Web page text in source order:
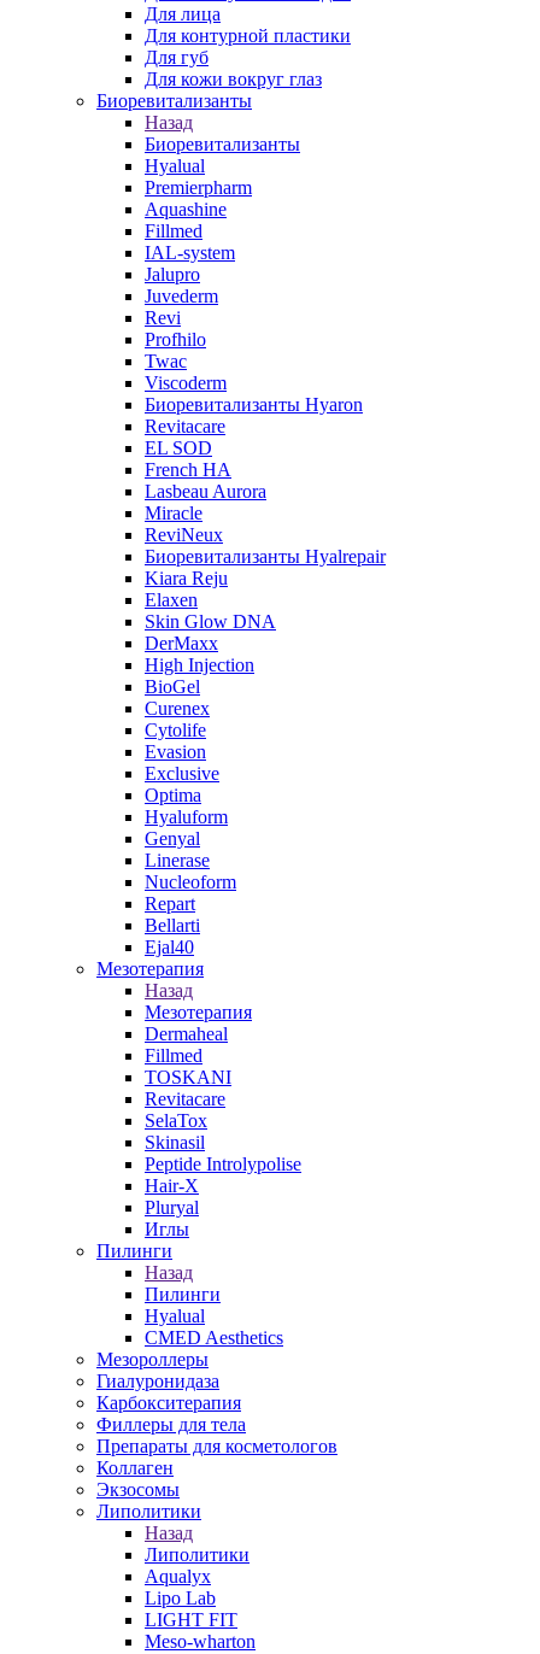
Для лица
Для контурной пластики
Для губ
Для кожи вокруг глаз
Биоревитализанты
Назад
Биоревитализанты
Hyalual
Premierpharm
Aquashine
Fillmed
IAL-system
Jalupro
Juvederm
Revi
Profhilo
Twac
Viscoderm
Биоревитализанты Hyaron
Revitacare
EL SOD
French HA
Lasbeau Aurora
Miracle
ReviNeux
Биоревитализанты Hyalrepair
Kiara Reju
Elaxen
Skin Glow DNA
DerMaxx
High Injection
BioGel
Curenex
Cytolife
Evasion
Exclusive
Optima
Hyaluform
Genyal
Linerase
Nucleoform
Repart
Bellarti
Ejal40
Мезотерапия
Назад
Мезотерапия
Dermaheal
Fillmed
TOSKANI
Revitacare
SelaTox
Skinasil
Peptide Introlypolise
Hair-X
Pluryal
Иглы
Пилинги
Назад
Пилинги
Hyalual
CMED Aesthetics
Мезороллеры
Гиалуронидаза
Карбокситерапия
Филлеры для тела
Препараты для косметологов
Коллаген
Экзосомы
Липолитики
Назад
Липолитики
Aqualyx
Lipo Lab
LIGHT FIT
Meso-wharton